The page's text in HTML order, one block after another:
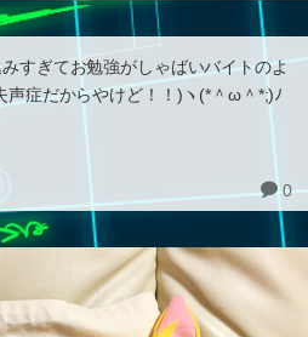
すぎてお勉強がしゃばいバイトのよ
声症だからやけど！！)ヽ(*＾ω＾*;)ﾉ
0